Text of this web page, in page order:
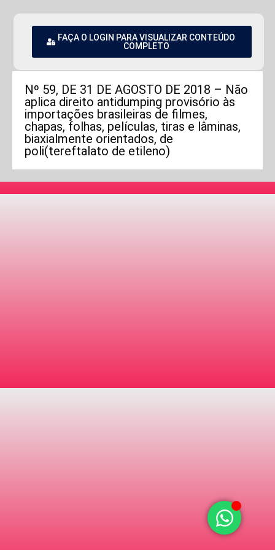
FAÇA O LOGIN PARA VISUALIZAR CONTEÚDO
COMPLETO
Nº 59, DE 31 DE AGOSTO DE 2018 – Não
aplica direito antidumping provisório às
importações brasileiras de filmes,
chapas, folhas, películas, tiras e lâminas,
biaxialmente orientados, de
poli(tereftalato de etileno)